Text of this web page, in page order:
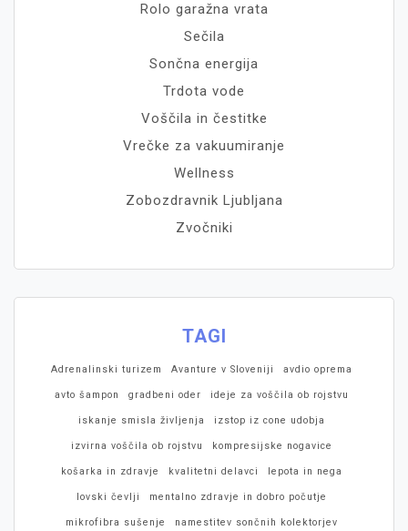
Rolo garažna vrata
Sečila
Sončna energija
Trdota vode
Voščila in čestitke
Vrečke za vakuumiranje
Wellness
Zobozdravnik Ljubljana
Zvočniki
TAGI
Adrenalinski turizem Avanture v Sloveniji avdio oprema
avto šampon gradbeni oder ideje za voščila ob rojstvu
iskanje smisla življenja izstop iz cone udobja
izvirna voščila ob rojstvu kompresijske nogavice
košarka in zdravje kvalitetni delavci lepota in nega
lovski čevlji mentalno zdravje in dobro počutje
mikrofibra sušenje namestitev sončnih kolektorjev